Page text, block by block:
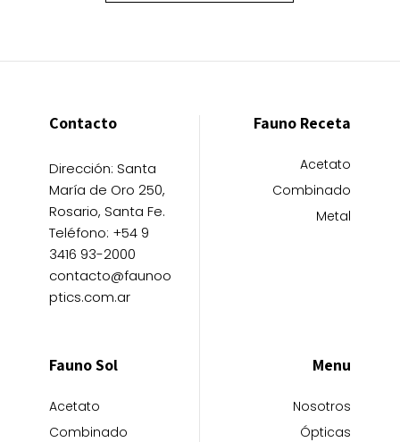
Contacto
Dirección: Santa
María de Oro 250,
Rosario, Santa Fe.
Teléfono: +54 9
3416 93-2000
contacto@faunoo
ptics.com.ar
Fauno Receta
Acetato
Combinado
Metal
Fauno Sol
Acetato
Combinado
Menu
Nosotros
Ópticas